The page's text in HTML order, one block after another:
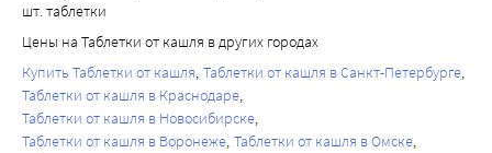
шт. таблетки
Цены на Таблетки от кашля в других городах
Купить Таблетки от кашля Таблетки от кашля в Санкт-Петербурге
Таблетки от кашля в Краснодаре
Таблетки от кашля в Новосибирске
Таблетки от кашля в Воронеже Таблетки от кашля в Омске